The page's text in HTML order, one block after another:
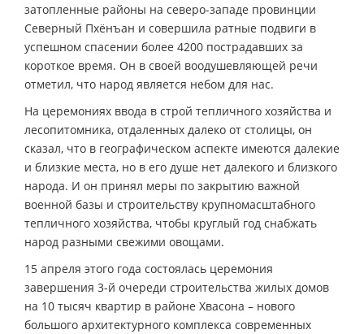
затопленные районы на северо-западе провинции
Северный Пхёнъан и совершила ратные подвиги в
успешном спасении более 4200 пострадавших за
короткое время. Он в своей воодушевляющей речи
отметил, что народ является небом для нас.
На церемониях ввода в строй тепличного хозяйства и
лесопитомника, отдаленных далеко от столицы, он
сказал, что в географическом аспекте имеются далекие
и близкие места, но в его душе нет далекого и близкого
народа. И он принял меры по закрытию важной
военной базы и строительству крупномасштабного
тепличного хозяйства, чтобы круглый год снабжать
народ разными свежими овощами.
15 апреля этого года состоялась церемония
завершения 3-й очереди строительства жилых домов
на 10 тысяч квартир в районе Хвасона – нового
большого архитектурного комплекса современных